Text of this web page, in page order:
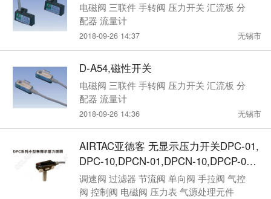
电磁阀 三联件 手转阀 压力开关 汇流板 分
配器 流量计
2018-09-26 14:37 无锡市
D-A54,磁性开关
电磁阀 三联件 手转阀 压力开关 汇流板 分
配器 流量计
2018-09-26 14:36 无锡市
AIRTAC亚德客 无显示压力开关DPC-01,
DPC-10,DPCN-01,DPCN-10,DPCP-01,
DPCP-10
调速阀 过滤器 节流阀 单向阀 手拉阀 气控
阀 控制阀 电磁阀 压力表 气源处理元件